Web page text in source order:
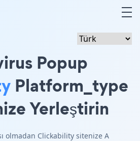
Popup
Platform_type
Yerleştirin
olmadan Clickability sitenize A